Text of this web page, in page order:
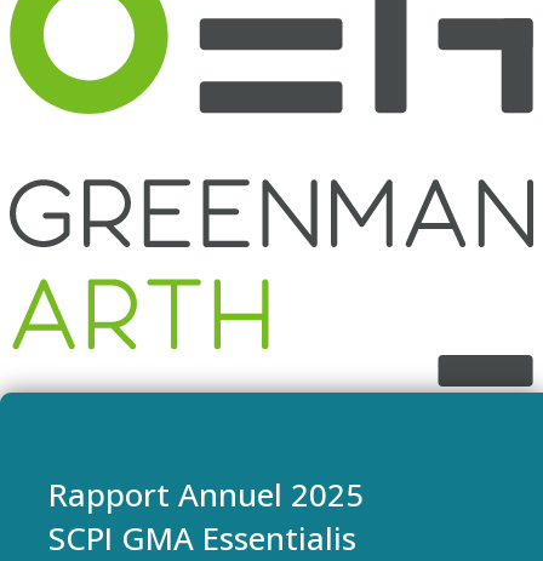
Rapport Annuel 2025
SCPI GMA Essentialis